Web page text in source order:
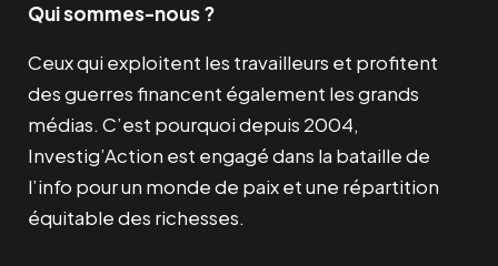
Qui sommes-nous ?
Ceux qui exploitent les travailleurs et profitent
des guerres financent également les grands
médias. C’est pourquoi depuis 2004,
Investig’Action est engagé dans la bataille de
l’info pour un monde de paix et une répartition
équitable des richesses.